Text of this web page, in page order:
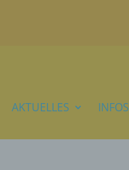
AKTUELLES INFOS